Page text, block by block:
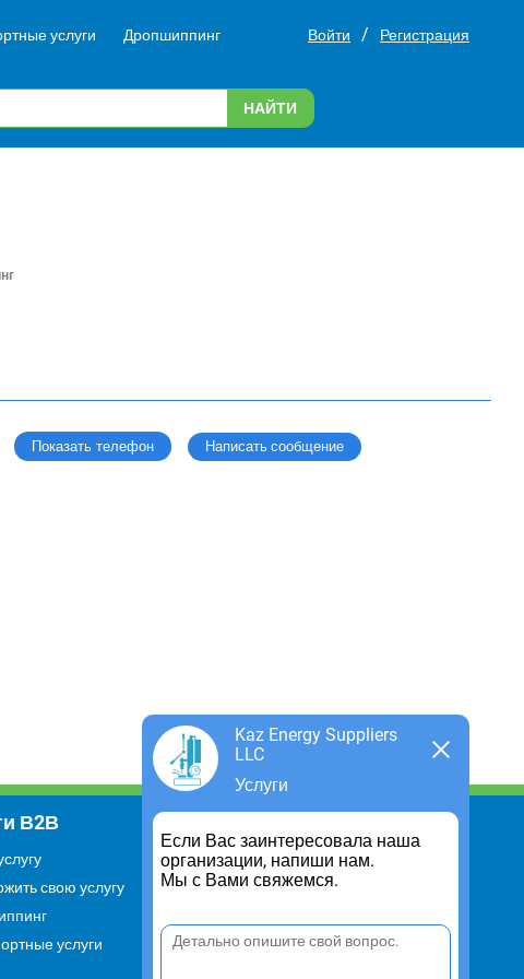
услуги Дропшиппинг Войти / Регистрация
НАЙТИ
Показать телефон Написать сообщение
Kaz Energy Suppliers
LLC
Услуги
Если Вас заинтересовала наша
организации, напиши нам.
Мы с Вами свяжемся.
В2В
свою услугу
услуги
Для чего существует портал
Политика конфиденциальности
Пользовательское соглашение